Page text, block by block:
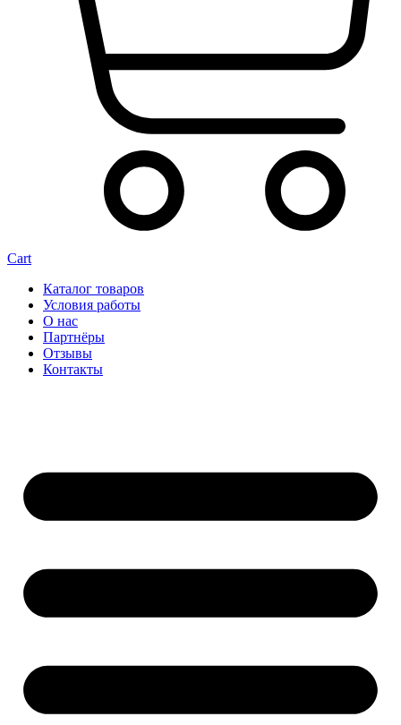
Cart
Каталог товаров
Условия работы
О нас
Партнёры
Отзывы
Контакты